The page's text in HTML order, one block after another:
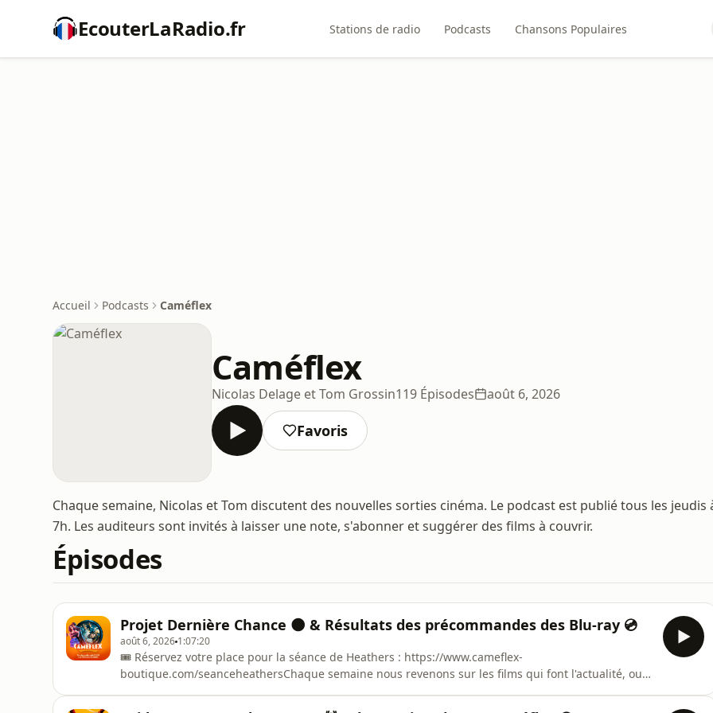
EcouterLaRadio.fr Stations de radio Podcasts Chansons Populaires
Accueil Podcasts Caméflex
Caméflex
Nicolas Delage et Tom Grossin119 Épisodes août 6, 2026
Favoris
Chaque semaine, Nicolas et Tom discutent des nouvelles sorties cinéma. Le podcast est publié tous les jeudis
7h. Les auditeurs sont invités à laisser une note, s'abonner et suggérer des films à couvrir.
Épisodes
Projet Dernière Chance 🌑 & Résultats des précommandes des Blu-ray 💿
août 6, 2026 1:07:20
🎟️ Réservez votre place pour la séance de Heathers : https://www.cameflex-
boutique.com/seanceheathersChaque semaine nous revenons sur les films qui font l'actualité, ou
Intro08:00 - Précommandes des Blu-ray17:45 - Projet Dernière Chance📷 Instagram :